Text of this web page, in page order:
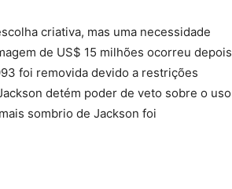
criativa, mas uma necessidade
de US$ 15 milhões ocorreu depois
foi removida devido a restrições
detém poder de veto sobre o uso
sombrio de Jackson foi